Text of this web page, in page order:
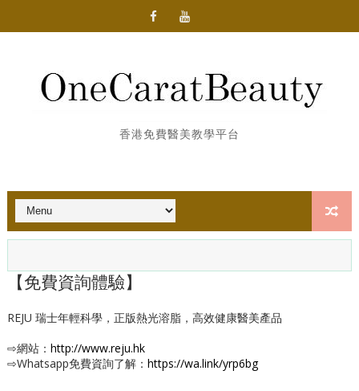
香港免費醫美教學平台
【免費資詢體驗】
REJU 瑞士年輕科學，正版熱光溶脂，高效健康醫美產品
⇨網站： http://www.reju.hk
⇨Whatsapp免費資詢了解： https://wa.link/yrp6bg